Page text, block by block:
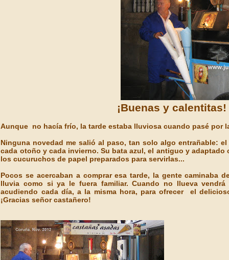
¡Buenas y
Aunque no hacía frío, la tarde estaba lluviosa cuando pasé por
Ninguna novedad me salió al paso, tan solo algo entrañable:
cada otoño y cada invierno. Su bata azul, el antiguo y
los cucuruchos de papel preparados para servirlas...
Pocos se acercaban a comprar esa tarde, la gente caminaba
lluvia como si ya le fuera familiar. Cuando no llueva
acudiendo cada día, a la misma hora, para ofrecer el
¡Gracias señor castañero!